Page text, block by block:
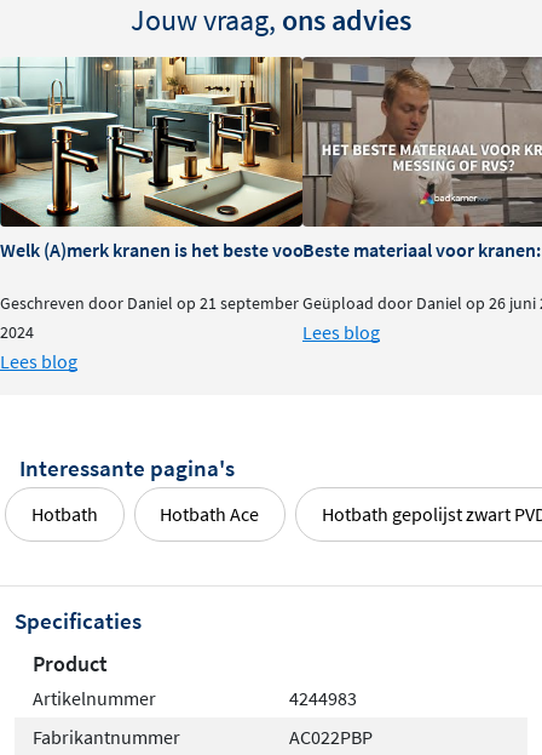
Jouw vraag, ons advies
Welk (A)merk kranen is het beste voor je badkamer?
Geschreven door Daniel op 21 september
2024
Lees blog
Beste materiaal voor kranen:
Geüpload door Daniel op 26 juni
Lees blog
Interessante pagina's
Hotbath Hotbath Ace Hotbath gepolijst zwart
Specificaties
Product
Artikelnummer
4244983
Fabrikantnummer
AC022PBP